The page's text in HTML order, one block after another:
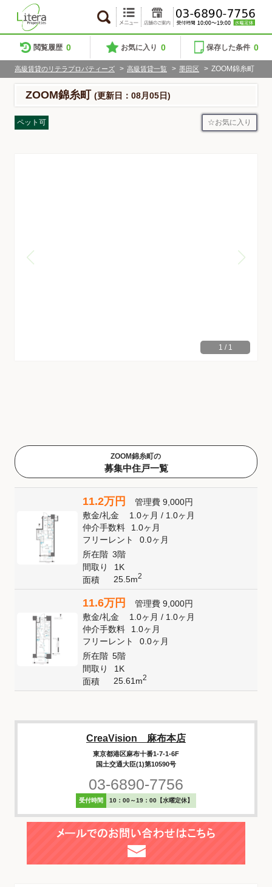
閲覧履歴 0 お気に入り 0 保存した条件 0
高級賃貸のリテラプロパティーズ > 高級賃貸一覧 > 墨田区 > ZOOM錦糸町
ZOOM錦糸町 (更新日：08月05日)
ペット可 お気に入り
1 / 1
ZOOM錦糸町の
募集中住戸一覧
11.2万円 管理費 9,000円
敷金/礼金 1.0ヶ月/ 1.0ヶ月
仲介手数料
1.0ヶ月
フリーレント
0.0ヶ月
所在階 3階
間取り
1K
面積
25.5m2
11.6万円 管理費 9,000円
敷金/礼金 1.0ヶ月/ 1.0ヶ月
仲介手数料
1.0ヶ月
フリーレント
0.0ヶ月
所在階 5階
間取り
1K
面積
25.61m2
CreaVision 麻布本店
東京都港区麻布十番1-7-1-6F
国土交通大臣(1)第10590号
03-6890-7756
受付時間 10：00～19：00【水曜定休】